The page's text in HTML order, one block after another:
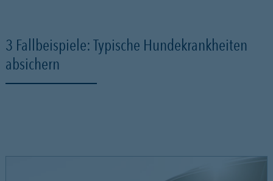
3 Fallbeispiele: Typische Hundekrankheiten
absichern